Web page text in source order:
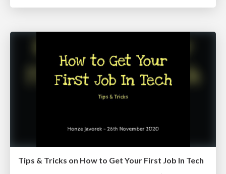
Tips & Tricks on How to Get Your First Job In Tech